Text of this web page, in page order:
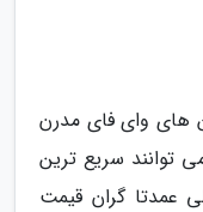
های وای فای مدرن
توانند سریع ترین
عمدتا گران قیمت